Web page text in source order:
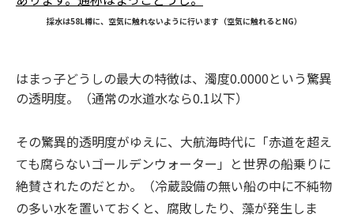
採水は58L樽に、空気に触れないように行います（空気に触れるとNG）
はまっ子どうしの最大の特徴は、濁度0.0000という驚異
の透明度。（通常の水道水なら0.1以下）
その驚異的透明度がゆえに、大航海時代に「赤道を超え
ても腐らないゴールデンウォーター」と世界の船乗りに
絶賛されたのだとか。（冷蔵設備の無い船の中に不純物
の多い水を置いておくと、腐敗したり、藻が発生しま